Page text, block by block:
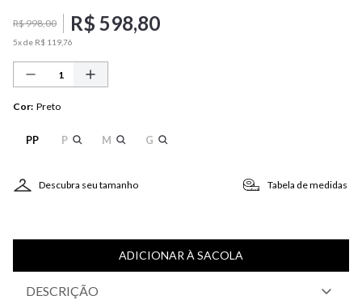
R$998,00 R$ 598,80
5x de R$ 11976
Cor: Preto
PP P M G
Descubra seu tamanho Tabela de medidas
ADICIONAR À SACOLA
DESCRIÇÃO